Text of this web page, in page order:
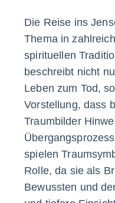
Die Reise ins
Thema in
spirituellen
beschreibt nicht
Leben zum Tod,
Vorstellung, dass
Traumbilder
spielen
Rolle, da sie als
Bewussten und